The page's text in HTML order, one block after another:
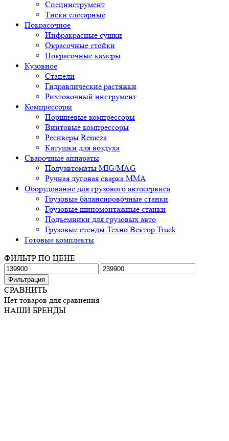
Специнструмент
Тиски слесарные
Покрасочное
Инфракрасные сушки
Окрасочные стойки
Покрасочные камеры
Кузовное
Стапели
Гидравлические растяжки
Рихтовочный инструмент
Компрессоры
Поршневые компрессоры
Винтовые компрессоры
Ресиверы Remeza
Катушки для воздуха
Сварочные аппараты
Полуавтоматы MIG/MAG
Ручная дуговая сварка ММА
Оборудование для грузового автосервиса
Грузовые балансировочные станки
Грузовые шиномонтажные станки
Подъемники для грузовых авто
Грузовые стенды Техно Вектор Truck
Готовые комплекты
ФИЛЬТР ПО ЦЕНЕ
Минимальная
цена
Максимальная
Фильтрация
СРАВНИТЬ
Нет товаров для сравнения
НАШИ БРЕНДЫ